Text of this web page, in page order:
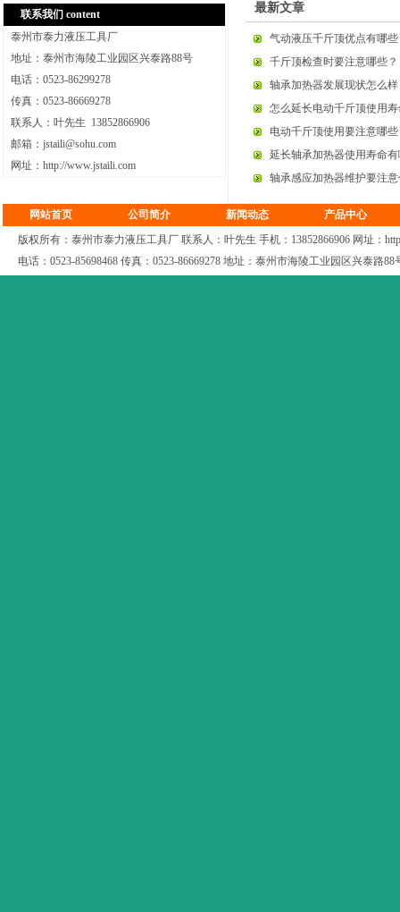
联系我们 content
泰州市泰力液压工具厂
地址：泰州市海陵工业园区兴泰路88号
电话：0523-86299278
传真：0523-86669278
联系人：叶先生 13852866906
邮箱：jstaili@sohu.com
网址：http://www.jstaili.com
最新文章
气动液压千斤顶优点有哪
千斤顶检查时要注意哪些？
轴承加热器发展现状怎么
怎么延长电动千斤顶使用
电动千斤顶使用要注意哪
延长轴承加热器使用寿命
轴承感应加热器维护要注
网站首页 公司简介 新闻动态
产品中心
版权所有：泰州市泰力液压工具厂 联系人：叶先生 手机：13852866906 网址：
电话：0523-85698468 传真：0523-86669278 地址：泰州市海陵工业园区兴泰路88